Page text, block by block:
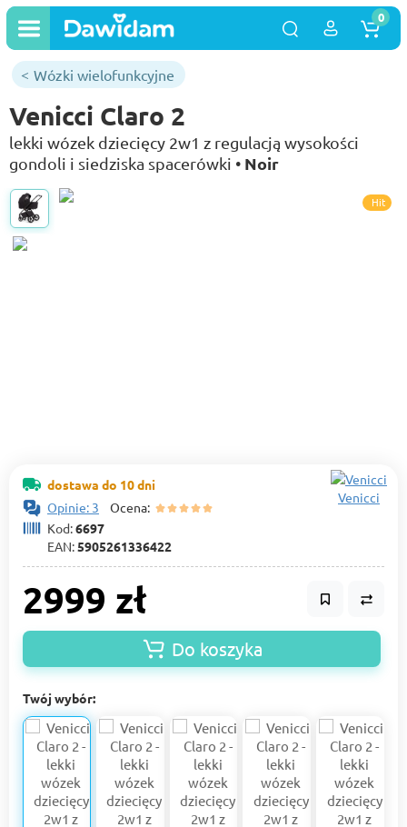
0
Wózki wielofunkcyjne
Venicci Claro 2
lekki wózek dziecięcy 2w1 z regulacją wysokości
gondoli i siedziska spacerówki • Noir
Hit
dostawa do 10 dni
Opinie: 3 Ocena:
Kod:6697
EAN:5905261336422
Venicci
2999 zł
Do koszyka
Twój wybór: